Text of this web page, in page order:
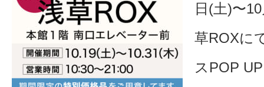
日(土)〜
草ROXに
スPOP